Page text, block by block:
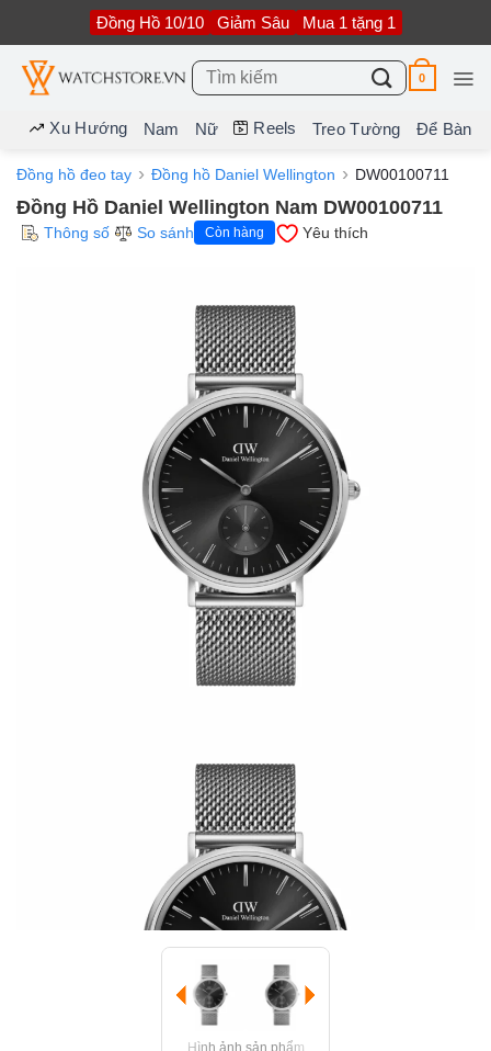
nội
dung
Đồng Hồ 10/10 Giảm Sâu Mua 1 tặng 1
Tìm
kiếm:
0
Xu Hướng Nam Nữ Reels Treo Tường Để Bàn
Đồng hồ đeo tay Đồng hồ Daniel Wellington DW00100711
Đồng Hồ Daniel Wellington Nam DW00100711
Thông số So sánh Còn hàng Yêu thích
Hình ảnh sản phẩm